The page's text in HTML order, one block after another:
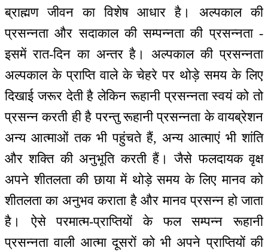
ब्राह्मण जीवन का विशेष आधार है। अल्पकाल की
प्रसन्नता और सदाकाल की सम्पन्नता की प्रसन्नता -
इसमें रात-दिन का अन्तर है। अल्पकाल की प्रसन्नता
अल्पकाल के प्राप्ति वाले के चेहरे पर थोड़े समय के लिए
दिखाई जरूर देती है लेकिन रूहानी प्रसन्नता स्वयं को तो
प्रसन्न करती ही है परन्तु रूहानी प्रसन्नता के वायब्रेशन
अन्य आत्माओं तक भी पहुंचते हैं, अन्य आत्माएं भी शांति
और शक्ति की अनुभूति करती हैं। जैसे फलदायक वृक्ष
अपने शीतलता की छाया में थोड़े समय के लिए मानव को
शीतलता का अनुभव कराता है और मानव प्रसन्न हो जाता
है। ऐसे परमात्म-प्राप्तियों के फल सम्पन्न रूहानी
प्रसन्नता वाली आत्मा दूसरों को भी अपने प्राप्तियों की